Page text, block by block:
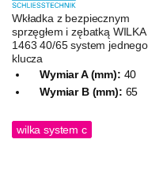
Wkładka z bezpiecznym
sprzęgłem i zębatką WILKA
1463 40/65 system jednego
klucza
Wymiar A (mm): 40
Wymiar B (mm): 65
wilka system c